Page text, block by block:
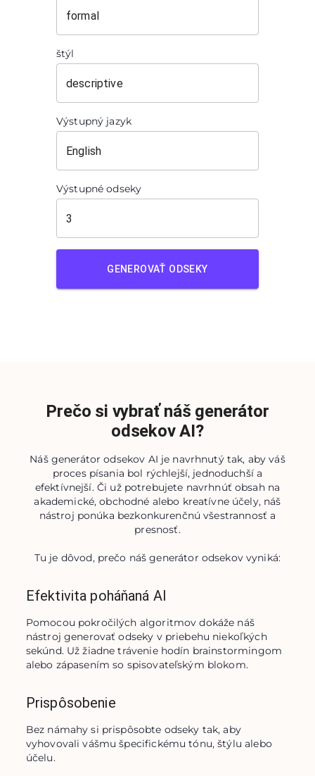
štýl
Výstupný jazyk
Výstupné odseky
GENEROVAŤ ODSEKY
Prečo si vybrať náš generátor
odsekov AI?
Náš generátor odsekov AI je navrhnutý tak, aby váš
proces písania bol rýchlejší, jednoduchší a
efektívnejší. Či už potrebujete navrhnúť obsah na
akademické, obchodné alebo kreatívne účely, náš
nástroj ponúka bezkonkurenčnú všestrannosť a
presnosť.
Tu je dôvod, prečo náš generátor odsekov vyniká:
Efektivita poháňaná AI
Pomocou pokročilých algoritmov dokáže náš
nástroj generovať odseky v priebehu niekoľkých
sekúnd. Už žiadne trávenie hodín brainstormingom
alebo zápasením so spisovateľským blokom.
Prispôsobenie
Bez námahy si prispôsobte odseky tak, aby
vyhovovali vášmu špecifickému tónu, štýlu alebo
účelu.